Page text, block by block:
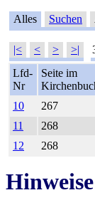
Alles Suchen
|< < > >|
Lfd-
Nr
Seite im
10
267
11
268
12
268